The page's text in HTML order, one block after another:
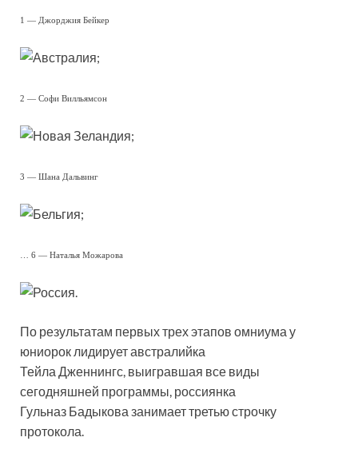
1 — Джорджия Бейкер
;
2 — Софи Вилльямсон
;
3 — Шана Дальвинг
;
… 6 — Наталья Можарова
По результатам первых трех этапов омниума у
юниорок лидирует австралийка
Тейла Дженнингс, выигравшая все виды
сегодняшней программы, россиянка
Гульназ Бадыкова занимает третью строчку
протокола.